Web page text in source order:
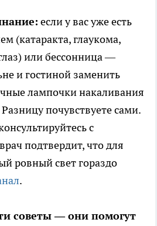
если у вас уже есть
(катаракта, глаукома,
или бессонница —
и гостиной заменить
лампочки накаливания
почувствуете сами.
с
подтвердит, что для
ровный свет гораздо
.
советы — они помогут